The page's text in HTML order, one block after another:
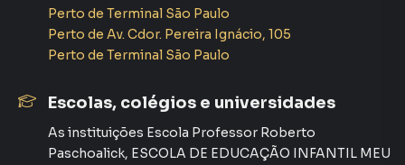
Perto de Terminal São Paulo
Perto de Av. Cdor. Pereira Ignácio, 105
Perto de Terminal São Paulo
Escolas, colégios e universidades
As instituições Escola Professor Roberto
Paschoalick, ESCOLA DE EDUCAÇÃO INFANTIL MEU